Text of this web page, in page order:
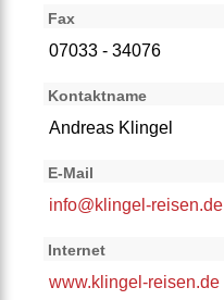
Fax
07033 - 34076
Kontaktname
Andreas Klingel
E-Mail
info@klingel-reisen.de
Internet
www.klingel-reisen.de